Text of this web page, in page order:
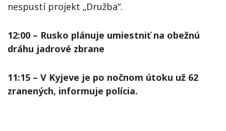
nespustí projekt „Družba“.
12:00 – Rusko plánuje umiestniť na obežnú
dráhu jadrové zbrane
11:15 – V Kyjeve je po nočnom útoku už 62
zranených, informuje polícia.